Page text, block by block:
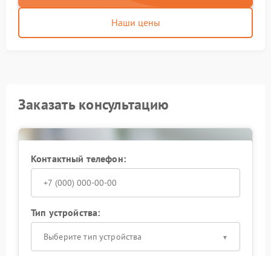
Наши цены
Заказать консультацию
Контактный телефон:
Тип устройства:
Выберите тип устройства